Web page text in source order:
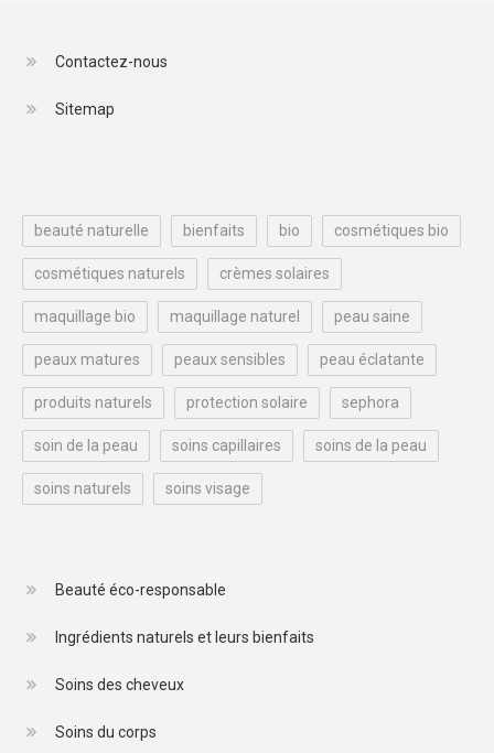
Contactez-nous
Sitemap
beauté naturelle bienfaits bio cosmétiques bio
cosmétiques naturels crèmes solaires
maquillage bio maquillage naturel peau saine
peaux matures peaux sensibles peau éclatante
produits naturels protection solaire sephora
soin de la peau soins capillaires soins de la peau
soins naturels soins visage
Beauté éco-responsable
Ingrédients naturels et leurs bienfaits
Soins des cheveux
Soins du corps